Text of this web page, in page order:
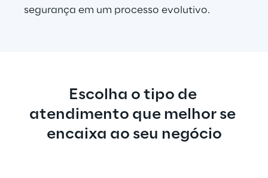
segurança em um processo evolutivo.
Escolha o tipo de
atendimento que melhor se
encaixa ao seu negócio